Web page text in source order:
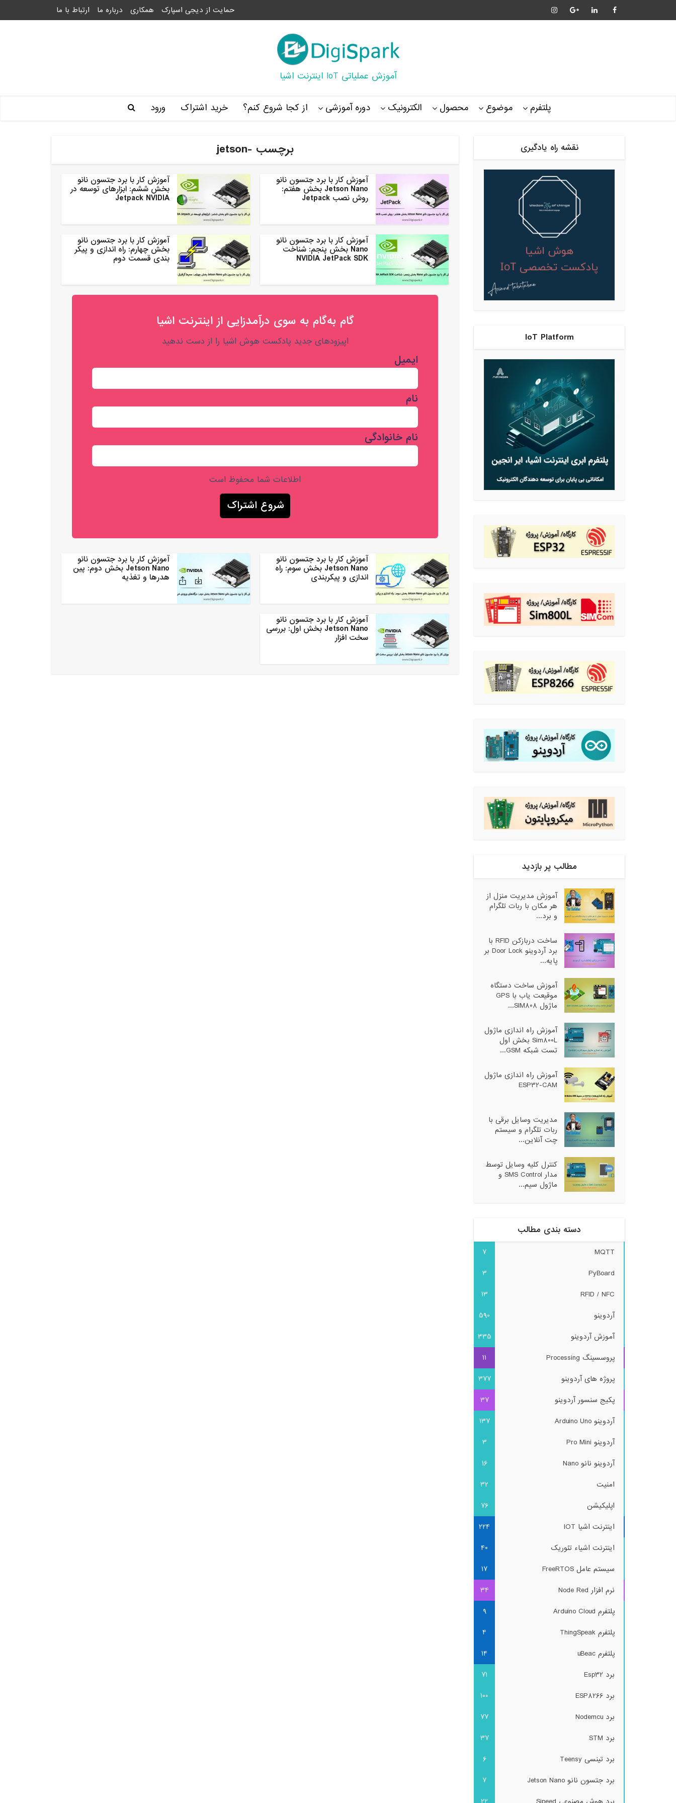
حمایت از دیجی اسپارک همکاری درباره ما ارتباط با ما
آموزش عملیاتی IoT اینترنت اشیا
پلتفرم موضوع محصول الکترونیک دوره آموزشی از کجا شروع کنم؟ خرید اشتراک ورود
برچسب -jetson
آموزش کار با برد جتسون نانو
Jetson Nano بخش هفتم:
روش نصب Jetpack
آموزش کار با برد جتسون نانو
بخش ششم: ابزارهای توسعه در
Jetpack NVIDIA
آموزش کار با برد جتسون نانو
Nano بخش پنجم: شناخت
NVIDIA JetPack SDK
آموزش کار با برد جتسون نانو
بخش چهارم: راه اندازی و پیکر
بندی قسمت دوم
گام به‌گام به‌ سوی درآمدزایی از اینترنت اشیا
اپیزودهای جدید پادکست هوش اشیا را از دست ندهید
ایمیل
نام
نام خانوادگی
اطلاعات شما محفوظ است
آموزش کار با برد جتسون نانو
Jetson Nano بخش سوم: راه
اندازی و پیکربندی
آموزش کار با برد جتسون نانو
Jetson Nano بخش دوم: پین
هدرها و تغذیه
آموزش کار با برد جتسون نانو
Jetson Nano بخش اول: بررسی
سخت افزار
نقشه راه یادگیری
IoT Platform
مطالب پر بازدید
آموزش مدیریت منزل از
هر مکان با ربات تلگرام
و برد...
ساخت دربازکن RFID با
برد آردوینو Door Lock بر
پایه...
آموزش ساخت دستگاه
موقیعت یاب با GPS
ماژول SIM808...
آموزش راه اندازی ماژول
Sim800L بخش اول
تست شبکه GSM...
آموزش راه اندازی ماژول
ESP32-CAM
مدیریت وسایل برقی با
ربات تلگرام و سیستم
چت آنلاین...
کنترل کلیه وسایل توسط
مدار SMS Control و
ماژول سیم...
دسته بندی مطالب
MQTT
7
PyBoard
3
RFID / NFC
13
آردوینو
590
آموزش آردوینو
335
پروسسینگ Processing
11
پروژه های آردوینو
377
پکیج سنسور آردوینو
37
آردوینو Arduino Uno
137
آردوینو Pro Mini
3
آردوینو نانو Nano
16
امنیت
32
اپلیکیشن
76
اینترنت اشیا IOT
224
اینترنت اشیاء تئوریک
40
سیستم عامل FreeRTOS
17
نرم افزار Node Red
34
پلتفرم Arduino Cloud
9
پلتفرم ThingSpeak
4
پلتفرم uBeac
14
برد Esp32
71
برد ESP8266
100
برد Nodemcu
77
برد STM
37
برد تینسی Teensy
6
برد جتسون نانو Jetson Nano
7